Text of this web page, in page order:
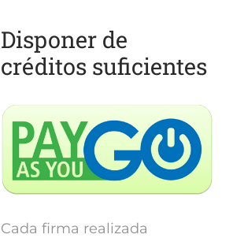
Disponer de
créditos suficientes
Cada firma realizada